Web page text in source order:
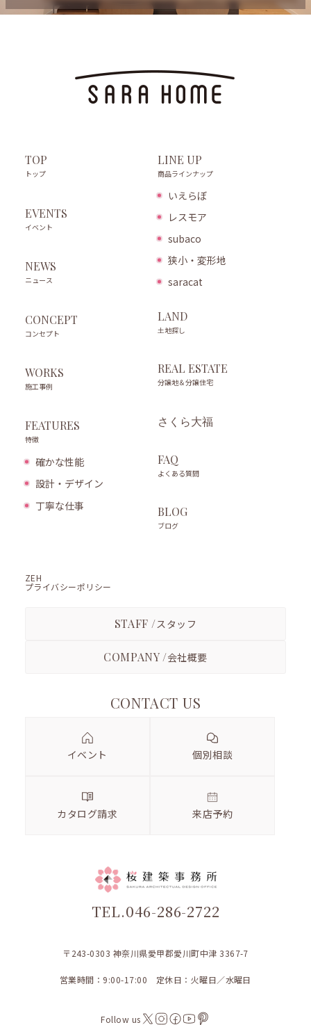
TOP
トップ
EVENTS
イベント
NEWS
ニュース
CONCEPT
コンセプト
WORKS
施工事例
FEATURES
特徴
確かな性能
設計・デザイン
丁寧な仕事
LINE UP
商品ラインナップ
いえらぼ
レスモア
subaco
狭小・変形地
saracat
LAND
土地探し
REAL ESTATE
分譲地＆分譲住宅
さくら大福
FAQ
よくある質問
BLOG
ブログ
ZEH
プライバシーポリシー
STAFF /スタッフ
COMPANY /会社概要
CONTACT US
イベント 個別相談
カタログ請求 来店予約
TEL.046-286-2722
〒243-0303 神奈川県愛甲郡愛川町中津 3367-7
営業時間：9:00-17:00 定休日：火曜日／水曜日
Follow us